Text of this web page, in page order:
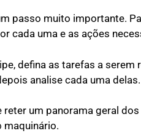
passo muito importante.
cada uma e as ações
defina as tarefas a
analise cada uma delas.
reter um panorama geral
maquinário.